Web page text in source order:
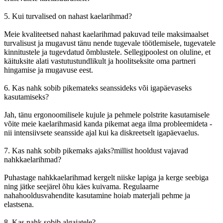
5. Kui turvalised on nahast kaelarihmad?
Meie kvaliteetsed nahast kaelarihmad pakuvad teile maksimaalset
turvalisust ja mugavust tänu nende tugevale töötlemisele, tugevatele
kinnitustele ja tugevdatud õmblustele. Sellegipoolest on oluline, et
käituksite alati vastutustundlikult ja hoolitseksite oma partneri
hingamise ja mugavuse eest.
6. Kas nahk sobib pikemateks seanssideks või igapäevaseks
kasutamiseks?
Jah, tänu ergonoomilisele kujule ja pehmele polstrite kasutamisele
võite meie kaelarihmasid kanda pikemat aega ilma probleemideta -
nii intensiivsete seansside ajal kui ka diskreetselt igapäevaelus.
7. Kas nahk sobib pikemaks ajaks?millist hooldust vajavad
nahkkaelarihmad?
Puhastage nahkkaelarihmad kergelt niiske lapiga ja kerge seebiga
ning jätke seejärel õhu käes kuivama. Regulaarne
nahahooldusvahendite kasutamine hoiab materjali pehme ja
elastsena.